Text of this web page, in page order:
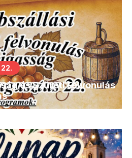
és Szüreti Felvonulás